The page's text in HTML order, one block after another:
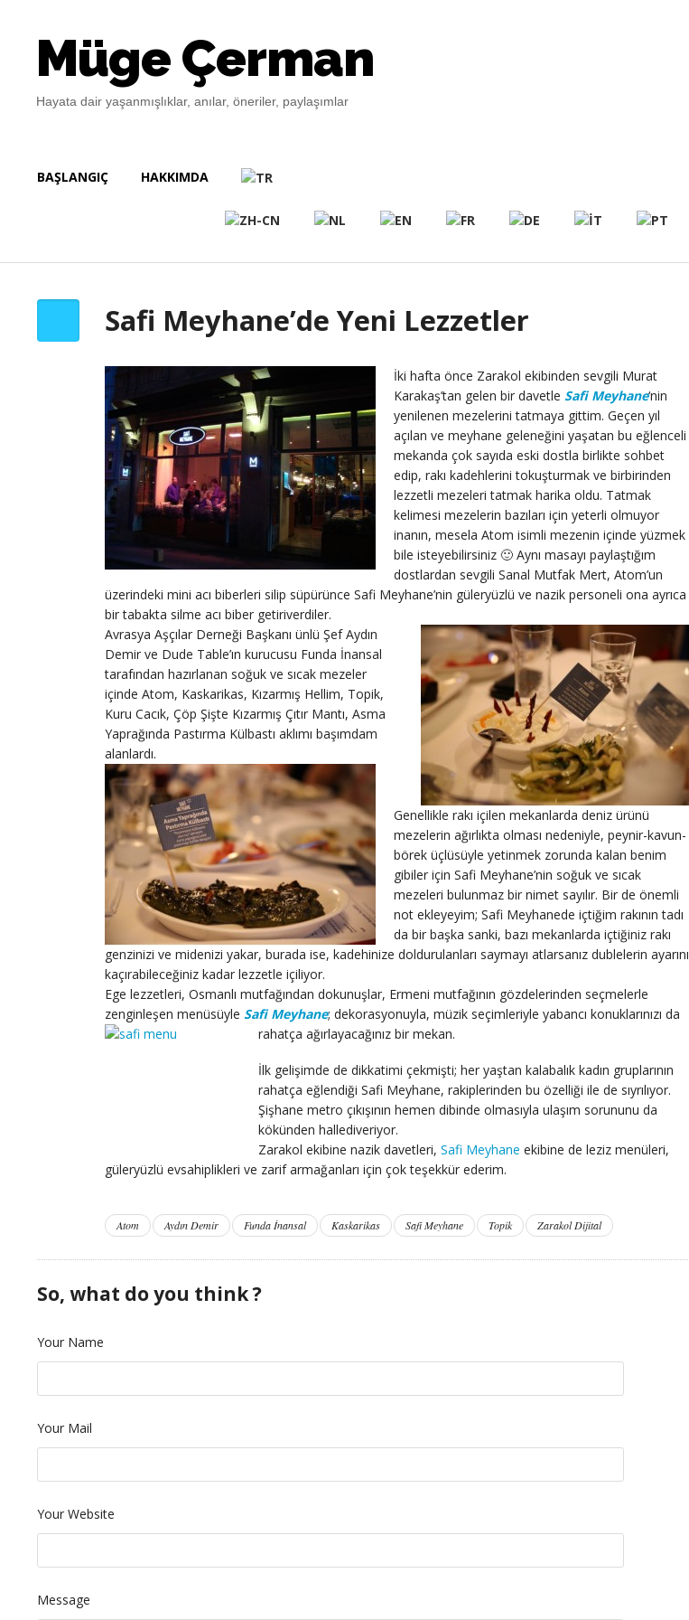
Müge Çerman
Hayata dair yaşanmışlıklar, anılar, öneriler, paylaşımlar
BAŞLANGIÇ HAKKIMDA
Safi Meyhane’de Yeni Lezzetler
İki hafta önce Zarakol ekibinden sevgili Murat
Karakaş’tan gelen bir davetle Safi Meyhane‘nin
yenilenen mezelerini tatmaya gittim. Geçen yıl
açılan ve meyhane geleneğini yaşatan bu eğlenceli
mekanda çok sayıda eski dostla birlikte sohbet
edip, rakı kadehlerini tokuşturmak ve birbirinden
lezzetli mezeleri tatmak harika oldu. Tatmak
kelimesi mezelerin bazıları için yeterli olmuyor
inanın, mesela Atom isimli mezenin içinde yüzmek
bile isteyebilirsiniz 🙂 Aynı masayı paylaştığım
dostlardan sevgili Sanal Mutfak Mert, Atom’un
üzerindeki mini acı biberleri silip süpürünce Safi Meyhane’nin güleryüzlü ve nazik personeli ona ayrıca
bir tabakta silme acı biber getiriverdiler.
Avrasya Aşçılar Derneği Başkanı ünlü Şef Aydın
Demir ve Dude Table’ın kurucusu Funda İnansal
tarafından hazırlanan soğuk ve sıcak mezeler
içinde Atom, Kaskarikas, Kızarmış Hellim, Topik,
Kuru Cacık, Çöp Şişte Kızarmış Çıtır Mantı, Asma
Yaprağında Pastırma Külbastı aklımı başımdam
alanlardı.
Genellikle rakı içilen mekanlarda deniz ürünü
mezelerin ağırlıkta olması nedeniyle, peynir-kavun-
börek üçlüsüyle yetinmek zorunda kalan benim
gibiler için Safi Meyhane’nin soğuk ve sıcak
mezeleri bulunmaz bir nimet sayılır. Bir de önemli
not ekleyeyim; Safi Meyhanede içtiğim rakının tadı
da bir başka sanki, bazı mekanlarda içtiğiniz rakı
genzinizi ve midenizi yakar, burada ise, kadehinize doldurulanları saymayı atlarsanız dublelerin ayarını
kaçırabileceğiniz kadar lezzetle içiliyor.
Ege lezzetleri, Osmanlı mutfağından dokunuşlar, Ermeni mutfağının gözdelerinden seçmelerle
zenginleşen menüsüyle Safi Meyhane; dekorasyonuyla, müzik seçimleriyle yabancı konuklarınızı da
rahatça ağırlayacağınız bir mekan.
İlk gelişimde de dikkatimi çekmişti; her yaştan kalabalık kadın gruplarının
rahatça eğlendiği Safi Meyhane, rakiplerinden bu özelliği ile de sıyrılıyor.
Şişhane metro çıkışının hemen dibinde olmasıyla ulaşım sorununu da
kökünden hallediveriyor.
Zarakol ekibine nazik davetleri, Safi Meyhane ekibine de leziz menüleri,
güleryüzlü evsahiplikleri ve zarif armağanları için çok teşekkür ederim.
Atom Aydın Demir Funda İnansal Kaskarikas Safi Meyhane Topik Zarakol Dijital
So, what do you think ?
Your Name
Your Mail
Your Website
Message